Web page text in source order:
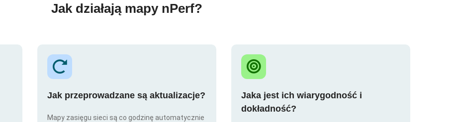
Jak działają mapy nPerf?
Jak przeprowadzane są aktualizacje?
Mapy zasięgu sieci są co godzinę automatycznie
Jaka jest ich wiarygodność i
dokładność?